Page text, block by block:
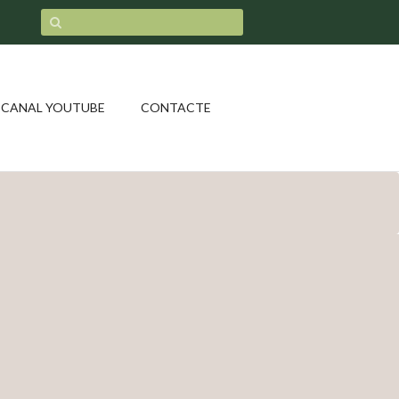
CANAL YOUTUBE CONTACTE